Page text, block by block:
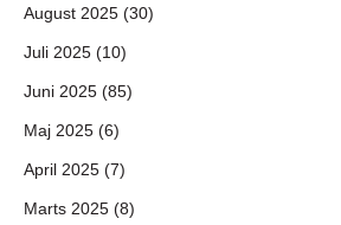
August 2025 (30)
Juli 2025 (10)
Juni 2025 (85)
Maj 2025 (6)
April 2025 (7)
Marts 2025 (8)